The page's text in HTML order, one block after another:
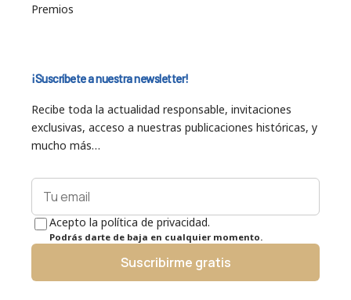
Premios
¡Suscríbete a nuestra newsletter!
Recibe toda la actualidad responsable, invitaciones
exclusivas, acceso a nuestras publicaciones históricas, y
mucho más…
Acepto la política de privacidad.
Podrás darte de baja en cualquier momento.
Suscribirme gratis